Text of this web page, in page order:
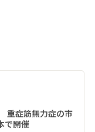
重症筋無力症の市
で開催